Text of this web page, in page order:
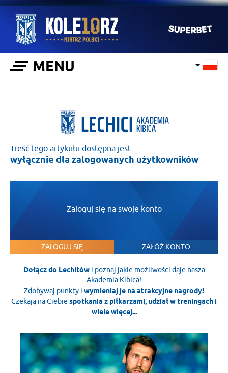
MENU
Treść tego artykułu dostępna jest
wyłącznie dla zalogowanych użytkowników
Zaloguj się na swoje konto
ZALOGUJ SIĘ ZAŁÓŻ KONTO
Dołącz do Lechitówi poznaj jakie możliwości daje nasza
Akademia Kibica!
Zdobywaj punkty i wymieniaj je na atrakcyjne nagrody!
Czekają na Ciebie spotkania z piłkarzami, udział w treningach i
wiele więcej...